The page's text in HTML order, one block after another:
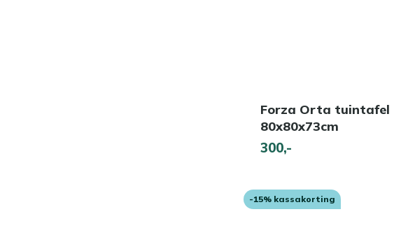
Forza Orta tuintafel
80x80x73cm
300,-
-15% kassakorting